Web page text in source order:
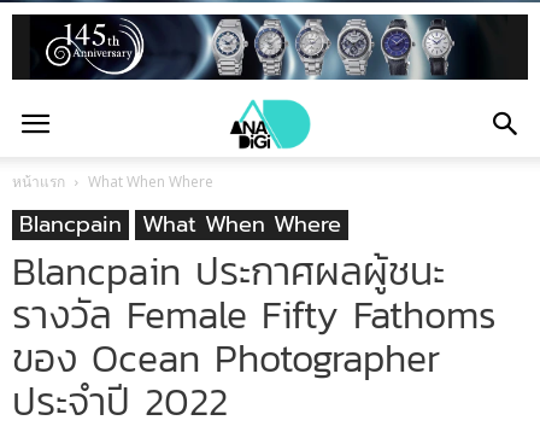
หน้าแรก What When Where
Blancpain What When Where
Blancpain ประกาศผลผู้ชนะ
รางวัล Female Fifty Fathoms
ของ Ocean Photographer
ประจำปี 2022